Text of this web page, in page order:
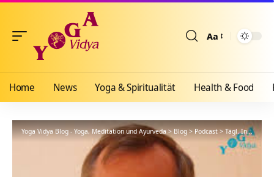
Aa
Home News Yoga & Spiritualität Health & Food
Yoga Vidya Blog - Yoga, Meditation und Ayurveda>Blog>Podcast>Tägl. Inspiration